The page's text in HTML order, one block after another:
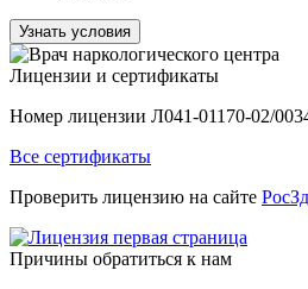
Узнать условия
Лицензии и сертификаты
Номер лицензии Л041-01170-02/
Все сертификаты
Проверить лицензию на сайте
Причины обратиться к нам